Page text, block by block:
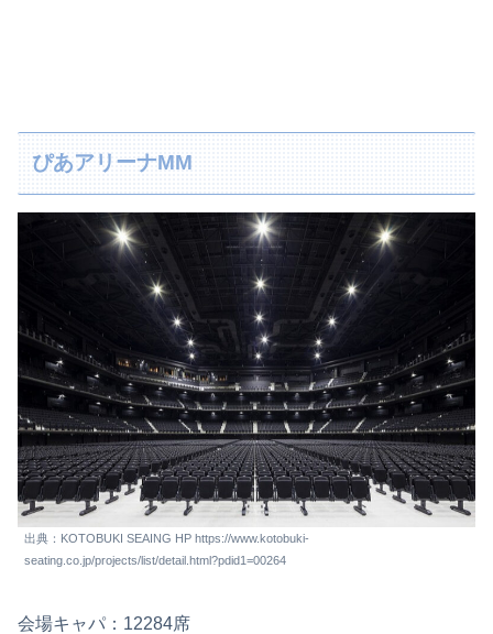
ぴあアリーナMM
出典：KOTOBUKI SEAING HP https://www.kotobuki-
seating.co.jp/projects/list/detail.html?pdid1=00264
会場キャパ：12284席